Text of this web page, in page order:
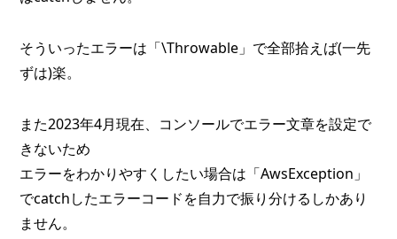
そういったエラーは「\Throwable」で全部拾えば(一先
ずは)楽。
また2023年4月現在、コンソールでエラー文章を設定で
きないため
エラーをわかりやすくしたい場合は「AwsException」
でcatchしたエラーコードを自力で振り分けるしかあり
ません。